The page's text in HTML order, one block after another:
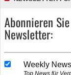
Abonnieren
Newsletter:
Weekly